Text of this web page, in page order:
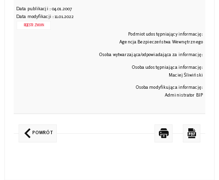
Data publikacji : 04.01.2007
Data modyfikacji : 11.01.2022
REJESTR ZMIAN
Podmiot udostępniający informację:
Agencja Bezpieczeństwa Wewnętrznego
Osoba wytwarzająca/odpowiadająca za informację:
Osoba udostępniająca informację:
Maciej Śliwiński
Osoba modyfikująca informację:
Administrator BIP
POWRÓT